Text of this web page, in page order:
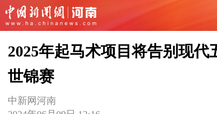
2025年起马术项目将告别现代
世锦赛
中新网河南